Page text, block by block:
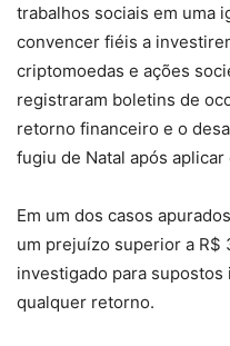
trabalhos sociais em uma
convencer fiéis a
criptomoedas e ações
registraram boletins de
retorno financeiro e o
fugiu de Natal após aplicar
Em um dos casos
um prejuízo superior a R$
investigado para
qualquer retorno.